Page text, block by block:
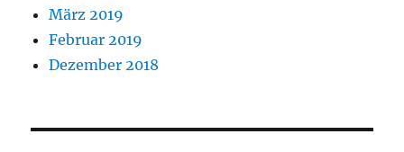
März 2019
Februar 2019
Dezember 2018